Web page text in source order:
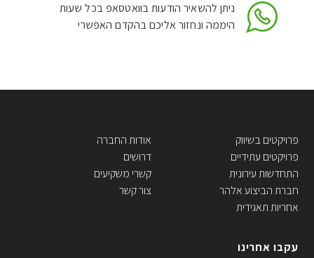
ניתן להשאיר הודעות בוואטסאפ בכל שעות
היממה ונחזור אליכם בהקדם האפשרי
פרויקטים בשיווק
פרויקטים עתידיים
התחדשות עירונית
חברת הביצוע אלהר
אחריות תאגידית
אודות החברה
דרושים
קשרי משקיעים
צור קשר
עקבו אחרינו